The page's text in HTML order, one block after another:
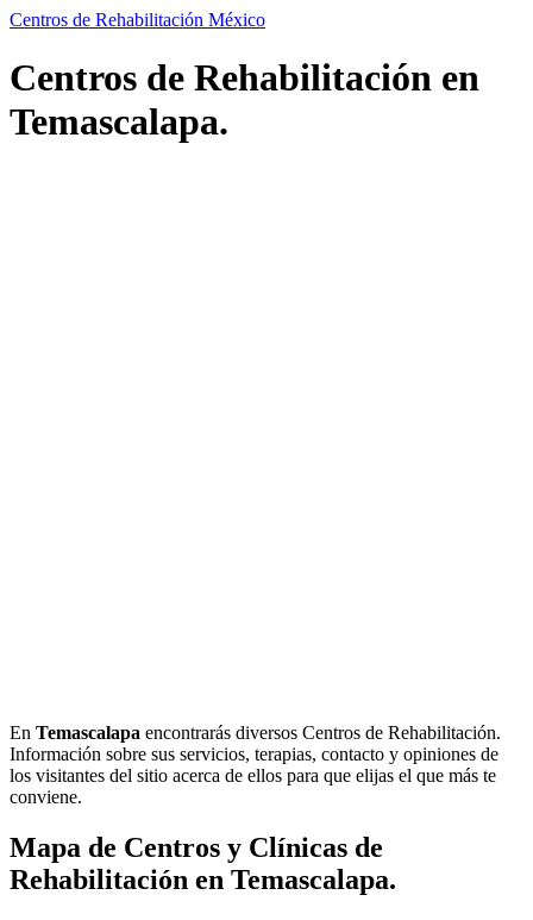
Centros de Rehabilitación México
Centros de Rehabilitación en
Temascalapa.
En Temascalapa encontrarás diversos Centros de Rehabilitación.
Información sobre sus servicios, terapias, contacto y opiniones de
los visitantes del sitio acerca de ellos para que elijas el que más te
conviene.
Mapa de Centros y Clínicas de
Rehabilitación en Temascalapa.